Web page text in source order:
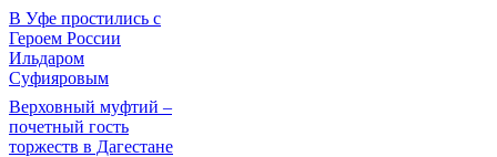
В Уфе простились с
Героем России
Ильдаром
Суфияровым
Верховный муфтий –
почетный гость
торжеств в Дагестане